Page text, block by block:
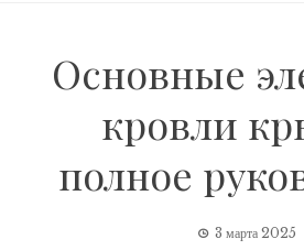
Основные
кровли
полное
3 марта 2025